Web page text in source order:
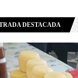
DESTACADA